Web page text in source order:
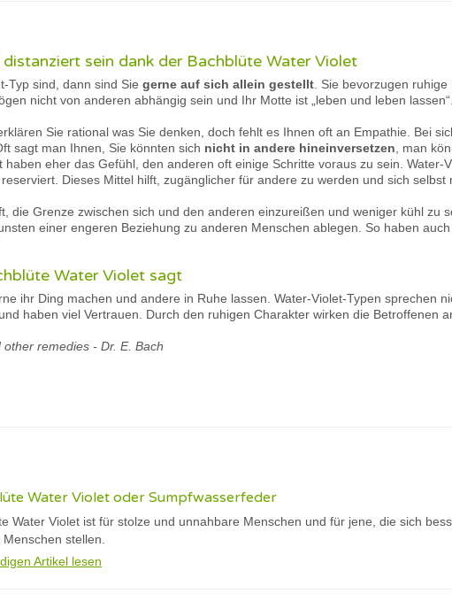
sein dank der Bachblüte Water Violet
Typ sind, dann sind Sie gerne auf sich allein gestellt . Sie bevorzugen
nicht von anderen abhängig sein und Ihr Motte ist „leben und leben lassen“.
Sie rational was Sie denken, doch fehlt es Ihnen oft an Empathie. Bei
sagt man Ihnen, Sie könnten sich nicht in andere hineinversetzen , man
haben eher das Gefühl, den anderen oft einige Schritte voraus zu sein. Water-
Dieses Mittel hilft, zugänglicher für andere zu werden und sich selbst
die Grenze zwischen sich und den anderen einzureißen und weniger kühl zu
einer engeren Beziehung zu anderen Menschen ablegen. So haben
Water Violet sagt
ihr Ding machen und andere in Ruhe lassen. Water-Violet-Typen sprechen
haben viel Vertrauen. Durch den ruhigen Charakter wirken die Betroffenen
remedies - Dr. E. Bach
Water Violet oder Sumpfwasserfeder
Water Violet ist für stolze und unnahbare Menschen und für jene, die sich
stellen.
Artikel lesen